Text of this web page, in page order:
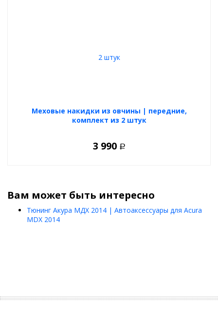
Меховые накидки из овчины | передние,
комплект из 2 штук
3 990 Р
Вам может быть интересно
Тюнинг Акура МДХ 2014 | Автоаксессуары для Acura
MDX 2014